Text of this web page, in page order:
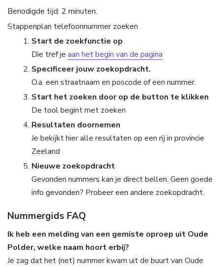
Benodigde tijd: 2 minuten.
Stappenplan telefoonnummer zoeken
Start de zoekfunctie op
Die tref je aan het begin van de pagina
Specificeer jouw zoekopdracht.
O.a. een straatnaam en poscode of een nummer.
Start het zoeken door op de button te klikken
De tool begint met zoeken
Resultaten doornemen
Je bekijkt hier alle resultaten op een rij in provincie
Zeeland
Nieuwe zoekopdracht
Gevonden nummers kan je direct bellen. Geen goede
info gevonden? Probeer een andere zoekopdracht.
Nummergids FAQ
Ik heb een melding van een gemiste oproep uit Oude
Polder, welke naam hoort erbij?
Je zag dat het (net) nummer kwam uit de buurt van Oude